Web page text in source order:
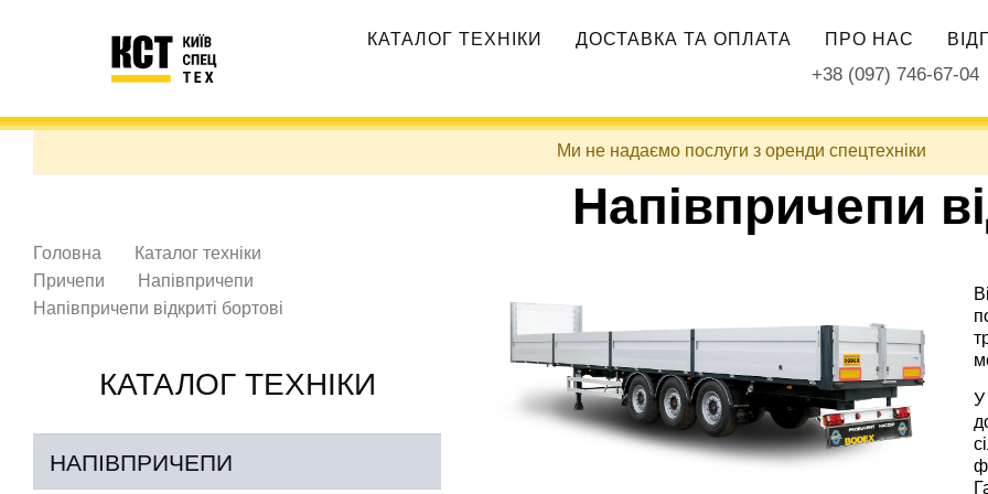
навигация
КАТАЛОГ ТЕХНІКИ ДОСТАВКА ТА ОПЛАТА ПРО НАС
+38 (097) 746-67-04
Ми не надаємо послуги з оренди спецтехніки
Напівпричепи
У
Головна
Каталог техніки
Причепи
Напівпричепи
Напівпричепи відкриті бортові
КАТАЛОГ ТЕХНІКИ
НАПІВПРИЧЕПИ